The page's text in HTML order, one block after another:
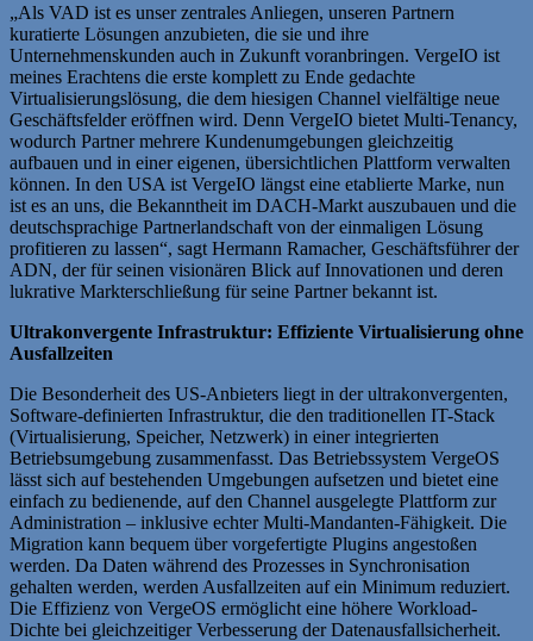
„Als VAD ist es unser zentrales Anliegen, unseren Partnern
kuratierte Lösungen anzubieten, die sie und ihre
Unternehmenskunden auch in Zukunft voranbringen. VergeIO ist
meines Erachtens die erste komplett zu Ende gedachte
Virtualisierungslösung, die dem hiesigen Channel vielfältige neue
Geschäftsfelder eröffnen wird. Denn VergeIO bietet Multi-Tenancy,
wodurch Partner mehrere Kundenumgebungen gleichzeitig
aufbauen und in einer eigenen, übersichtlichen Plattform verwalten
können. In den USA ist VergeIO längst eine etablierte Marke, nun
ist es an uns, die Bekanntheit im DACH-Markt auszubauen und die
deutschsprachige Partnerlandschaft von der einmaligen Lösung
profitieren zu lassen“, sagt Hermann Ramacher, Geschäftsführer der
ADN, der für seinen visionären Blick auf Innovationen und deren
lukrative Markterschließung für seine Partner bekannt ist.
Ultrakonvergente Infrastruktur: Effiziente Virtualisierung ohne
Ausfallzeiten
Die Besonderheit des US-Anbieters liegt in der ultrakonvergenten,
Software-definierten Infrastruktur, die den traditionellen IT-Stack
(Virtualisierung, Speicher, Netzwerk) in einer integrierten
Betriebsumgebung zusammenfasst. Das Betriebssystem VergeOS
lässt sich auf bestehenden Umgebungen aufsetzen und bietet eine
einfach zu bedienende, auf den Channel ausgelegte Plattform zur
Administration – inklusive echter Multi-Mandanten-Fähigkeit. Die
Migration kann bequem über vorgefertigte Plugins angestoßen
werden. Da Daten während des Prozesses in Synchronisation
gehalten werden, werden Ausfallzeiten auf ein Minimum reduziert.
Die Effizienz von VergeOS ermöglicht eine höhere Workload-
Dichte bei gleichzeitiger Verbesserung der Datenausfallsicherheit.